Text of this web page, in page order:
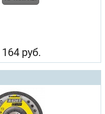
164 руб.